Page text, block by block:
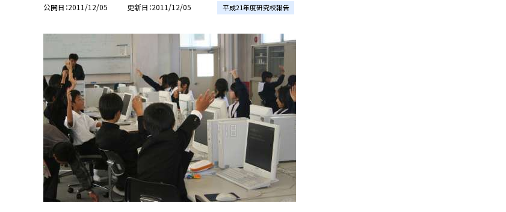
公開日 2011/12/05 更新日 2011/12/05 平成21年度研究校報告